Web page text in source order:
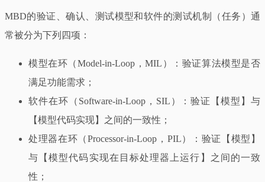
MBD的验证、确认、测试模型和软件的测试机制（任务）通
常被分为下列四项：
模型在环（Model-in-Loop，MIL）：验证算法模型是否
满足功能需求；
软件在环（Software-in-Loop，SIL）：验证【模型】与
【模型代码实现】之间的一致性；
处理器在环（Processor-in-Loop，PIL）：验证【模型】
与【模型代码实现在目标处理器上运行】之间的一致
性；